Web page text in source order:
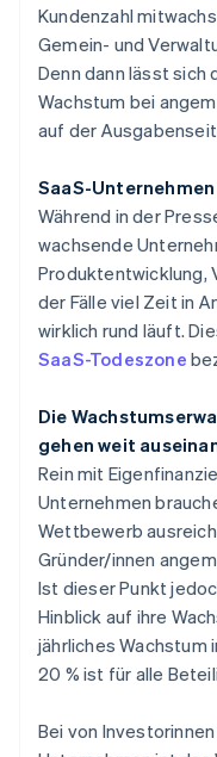
Kundenzahl
Gemein- und
Denn dann lässt sich
Wachstum bei
auf der
SaaS-
Während in der
wachsende
Produktentwicklung,
der Fälle viel Zeit in
wirklich rund läuft.
SaaS-Todeszone
Die
gehen weit
Rein mit
Unternehmen
Wettbewerb
Gründer/innen
Ist dieser Punkt
Hinblick auf ihre
jährliches Wachstum
20 % ist für alle
Bei von